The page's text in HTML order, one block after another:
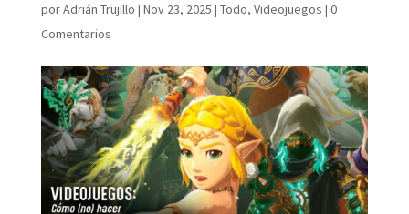
porAdrián Trujillo | Nov 23, 2025 | Todo, Videojuegos | 0
Comentarios